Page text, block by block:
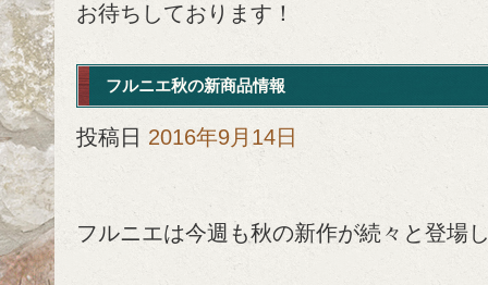
お待ちしております！
フルニエ秋の新商品情報
投稿日 2016年9月14日
フルニエは今週も秋の新作が続々と登場